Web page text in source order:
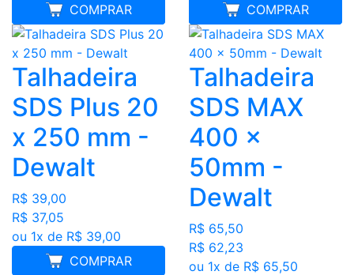
COMPRAR
MELHOR PREÇO
COMPRAR
MELHOR PREÇO
Talhadeira
SDS Plus 20
x 250 mm -
Dewalt
R$ 39,00
R$ 37,05
ou 1x de R$ 39,00
COMPRAR
Talhadeira
SDS MAX
400 x
50mm -
Dewalt
R$ 65,50
R$ 62,23
ou 1x de R$ 65,50